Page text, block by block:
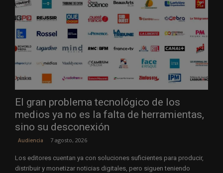
El gran problema tecnológico de los
medios ya no es la falta de herramientas,
sino su desconexión
Audiencia 7 agosto, 2026
Los editores cuentan ya con soluciones suficientes para producir,
distribuir y monetizar noticias digitales, pero siguen teniendo